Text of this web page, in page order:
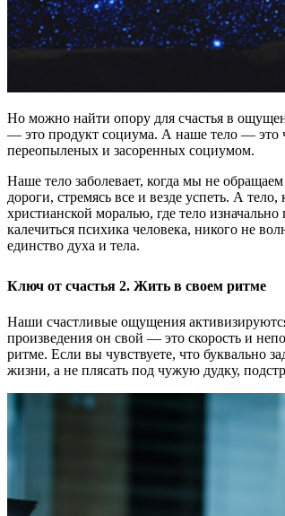
Но можно найти опору для счастья в
— это продукт социума. А наше тело — это
переопыленых и засоренных социумом.
Наше тело заболевает, когда мы не
дороги, стремясь все и везде успеть. А
христианской моралью, где тело
калечиться психика человека, никого не
единство духа и тела.
Ключ от счастья 2. Жить в своем ритме
Наши счастливые ощущения
произведения он свой — это скорость и
ритме. Если вы чувствуете, что буквально
жизни, а не плясать под чужую дудку,